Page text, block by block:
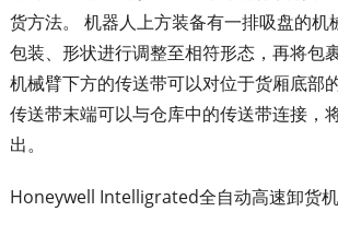
货方法。 机器人上方装备有一排吸盘的机
包装、形状进行调整至相符形态，再将包
机械臂下方的传送带可以对位于货厢底部
传送带末端可以与仓库中的传送带连接，
出。
Honeywell Intelligrated全自动高速卸货机